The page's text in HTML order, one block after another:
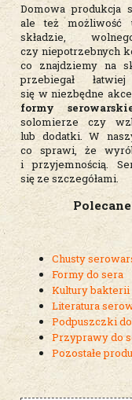
Domowa produkcja
ale też możliwość
składzie,
czy niepotrzebnych
co znajdziemy na
przebiegał
się w niezbędne
formy
solomierze czy
lub dodatki. W
co sprawi, że
i przyjemnością.
się ze szczegółami.
Chusty
Formy do sera
Kultury
Literatura
Podpuszczki
Przyprawy do
Pozostałe